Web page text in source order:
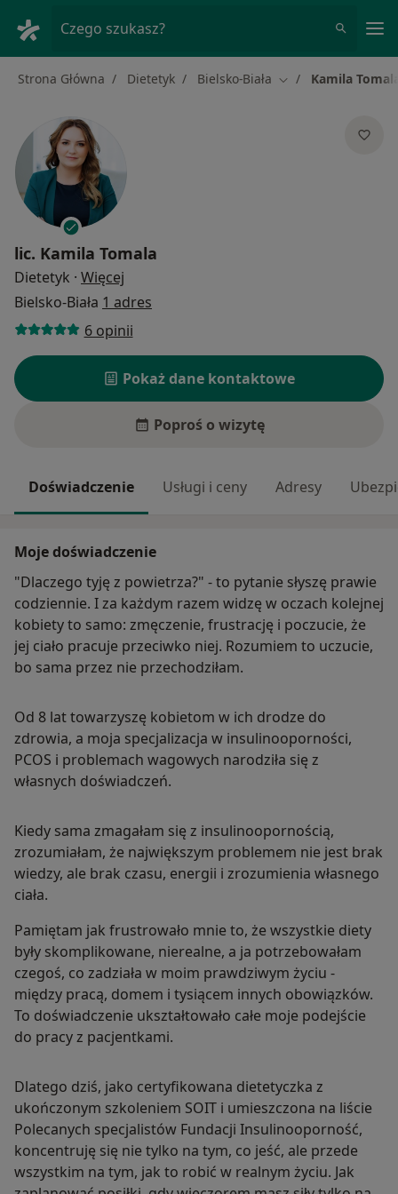
Czego szukasz?
Strona Główna Dietetyk Bielsko-Biała Zmień miasto
Kamila
lic. Kamila Tomala
Dietetyk · Więcej
Bielsko-Biała 1 adres
6 opinii
Pokaż dane kontaktowe
Poproś o wizytę
Doświadczenie Usługi i ceny Adresy
Moje doświadczenie
"Dlaczego tyję z powietrza?" - to pytanie słyszę prawie
codziennie. I za każdym razem widzę w oczach kolejnej
kobiety to samo: zmęczenie, frustrację i poczucie, że
jej ciało pracuje przeciwko niej. Rozumiem to uczucie,
bo sama przez nie przechodziłam.
Od 8 lat towarzyszę kobietom w ich drodze do
zdrowia, a moja specjalizacja w insulinooporności,
PCOS i problemach wagowych narodziła się z
własnych doświadczeń.
Kiedy sama zmagałam się z insulinoopornością,
zrozumiałam, że największym problemem nie jest brak
wiedzy, ale brak czasu, energii i zrozumienia własnego
ciała.
Pamiętam jak frustrowało mnie to, że wszystkie diety
były skomplikowane, nierealne, a ja potrzebowałam
czegoś, co zadziała w moim prawdziwym życiu -
między pracą, domem i tysiącem innych obowiązków.
To doświadczenie ukształtowało całe moje podejście
do pracy z pacjentkami.
Dlatego dziś, jako certyfikowana dietetyczka z
ukończonym szkoleniem SOIT i umieszczona na liście
Polecanych specjalistów Fundacji Insulinooporność,
koncentruję się nie tylko na tym, co jeść, ale przede
wszystkim na tym, jak to robić w realnym życiu. Jak